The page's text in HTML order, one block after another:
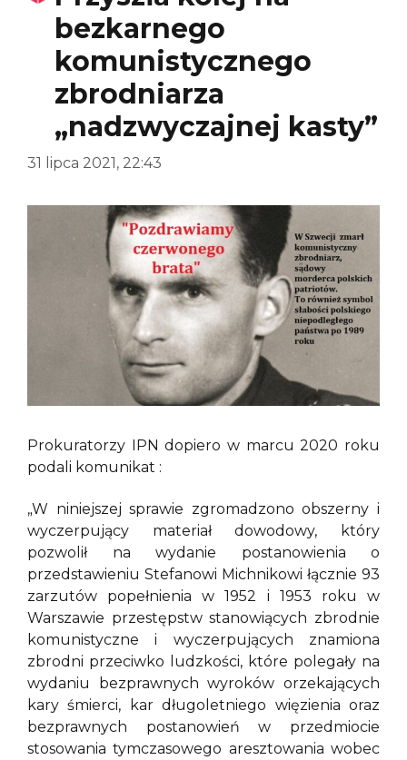
bezkarnego
komunistycznego
zbrodniarza
„nadzwyczajnej kasty”
31 lipca 2021, 22:43
Prokuratorzy IPN dopiero w marcu 2020 roku
podali komunikat :
„W niniejszej sprawie zgromadzono obszerny i
wyczerpujący materiał dowodowy, który
pozwolił na wydanie postanowienia o
przedstawieniu Stefanowi Michnikowi łącznie 93
zarzutów popełnienia w 1952 i 1953 roku w
Warszawie przestępstw stanowiących zbrodnie
komunistyczne i wyczerpujących znamiona
zbrodni przeciwko ludzkości, które polegały na
wydaniu bezprawnych wyroków orzekających
kary śmierci, kar długoletniego więzienia oraz
bezprawnych postanowień w przedmiocie
stosowania tymczasowego aresztowania wobec